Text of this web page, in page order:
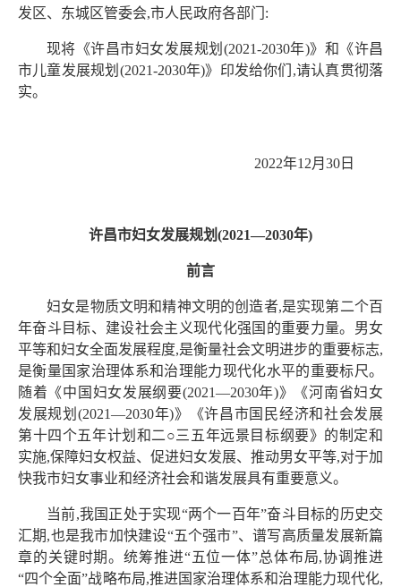
发区、东城区管委会,市人民政府各部门:
现将《许昌市妇女发展规划(2021-2030年)》和《许昌
市儿童发展规划(2021-2030年)》印发给你们,请认真贯彻落
实。
2022年12月30日
许昌市妇女发展规划(2021—2030年)
前言
妇女是物质文明和精神文明的创造者,是实现第二个百
年奋斗目标、建设社会主义现代化强国的重要力量。男女
平等和妇女全面发展程度,是衡量社会文明进步的重要标志,
是衡量国家治理体系和治理能力现代化水平的重要标尺。
随着《中国妇女发展纲要(2021—2030年)》《河南省妇女
发展规划(2021—2030年)》《许昌市国民经济和社会发展
第十四个五年计划和二○三五年远景目标纲要》的制定和
实施,保障妇女权益、促进妇女发展、推动男女平等,对于加
快我市妇女事业和经济社会和谐发展具有重要意义。
当前,我国正处于实现“两个一百年”奋斗目标的历史交
汇期,也是我市加快建设“五个强市”、谱写高质量发展新篇
章的关键时期。统筹推进“五位一体”总体布局,协调推进
“四个全面”战略布局,推进国家治理体系和治理能力现代化,